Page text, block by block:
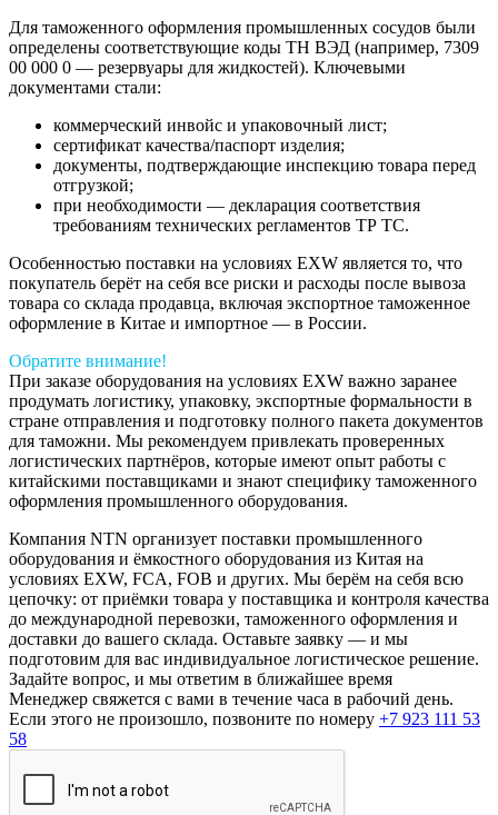
Для таможенного оформления промышленных сосудов были
определены соответствующие коды ТН ВЭД (например, 7309
00 000 0 — резервуары для жидкостей). Ключевыми
документами стали:
коммерческий инвойс и упаковочный лист;
сертификат качества/паспорт изделия;
документы, подтверждающие инспекцию товара перед
отгрузкой;
при необходимости — декларация соответствия
требованиям технических регламентов ТР ТС.
Особенностью поставки на условиях EXW является то, что
покупатель берёт на себя все риски и расходы после вывоза
товара со склада продавца, включая экспортное таможенное
оформление в Китае и импортное — в России.
Обратите внимание!
При заказе оборудования на условиях EXW важно заранее
продумать логистику, упаковку, экспортные формальности в
стране отправления и подготовку полного пакета документов
для таможни. Мы рекомендуем привлекать проверенных
логистических партнёров, которые имеют опыт работы с
китайскими поставщиками и знают специфику таможенного
оформления промышленного оборудования.
Компания NTN организует поставки промышленного
оборудования и ёмкостного оборудования из Китая на
условиях EXW, FCA, FOB и других. Мы берём на себя всю
цепочку: от приёмки товара у поставщика и контроля качества
до международной перевозки, таможенного оформления и
доставки до вашего склада. Оставьте заявку — и мы
подготовим для вас индивидуальное логистическое решение.
Задайте вопрос, и мы ответим в ближайшее время
Менеджер свяжется с вами в течение часа в рабочий день.
Если этого не произошло, позвоните по номеру +7 923 111 53
58